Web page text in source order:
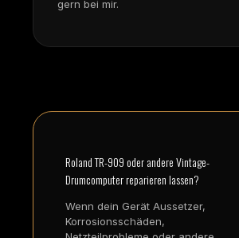
gern bei mir.
Roland TR-909 oder andere Vintage-
Drumcomputer reparieren lassen?
Wenn dein Gerät Aussetzer,
Korrosionsschäden,